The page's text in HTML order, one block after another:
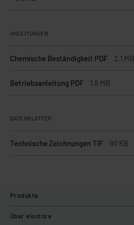
ANLEITUNGEN
Chemische Beständigkeit PDF 2.1 MB
Betriebsanleitung PDF 1.8 MB
DATENBLÄTTER
Technische Zeichnungen TIF 90 KB
Produkte
Über elostore